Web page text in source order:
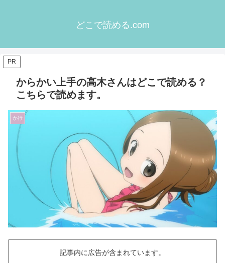
どこで読める.com
PR
からかい上手の高木さんはどこで読める？
こちらで読めます。
か行
記事内に広告が含まれています。